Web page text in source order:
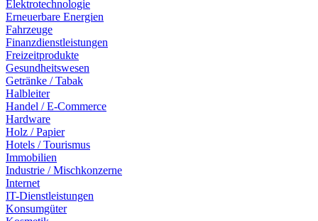
Elektrotechnologie
Erneuerbare Energien
Fahrzeuge
Finanzdienstleistungen
Freizeitprodukte
Gesundheitswesen
Getränke / Tabak
Halbleiter
Handel / E-Commerce
Hardware
Holz / Papier
Hotels / Tourismus
Immobilien
Industrie / Mischkonzerne
Internet
IT-Dienstleistungen
Konsumgüter